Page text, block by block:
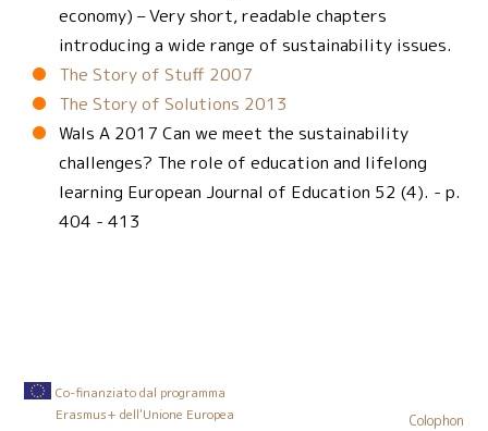
economy) – Very short, readable chapters
introducing a wide range of sustainability issues.
The Story of Stuff 2007
The Story of Solutions 2013
Wals A 2017 Can we meet the sustainability
challenges? The role of education and lifelong
learning European Journal of Education 52 (4). - p.
404 - 413
Co-finanziato dal programma
Erasmus+ dell'Unione Europea
Colophon